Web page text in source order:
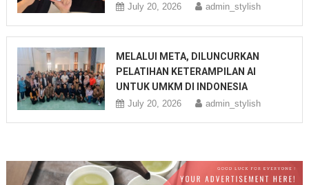
July 20, 2026 admin_stylish
MELALUI META, DILUNCURKAN
PELATIHAN KETERAMPILAN AI
UNTUK UMKM DI INDONESIA
July 20, 2026 admin_stylish